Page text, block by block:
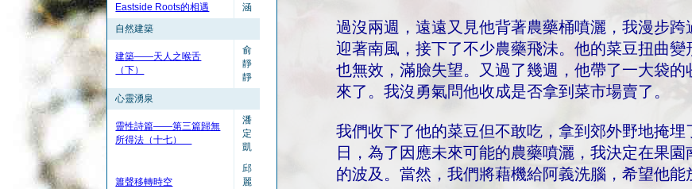
Eastside Roots的相遇
涵
自然建築
建築——天人之喉舌
（下）
俞
靜
靜
心靈湧泉
靈性詩篇——第三篇歸無
所得法（十七）
潘
定
凱
簫聲移轉時空
邱
麗
過沒兩週，遠遠又見他背著農藥桶噴灑，我漫步
迎著南風，接下了不少農藥飛沬。他的菜豆扭曲
也無效，滿臉失望。又過了幾週，他帶了一大袋
來了。我沒勇氣問他收成是否拿到菜市場賣了。
我們收下了他的菜豆但不敢吃，拿到郊外野地掩
日，為了因應未來可能的農藥噴灑，我決定在果
的波及。當然，我們將藉機給阿義洗腦，希望